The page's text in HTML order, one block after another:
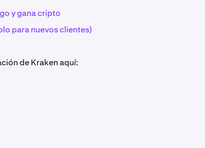
y gana cripto
para nuevos clientes)
de Kraken aquí: